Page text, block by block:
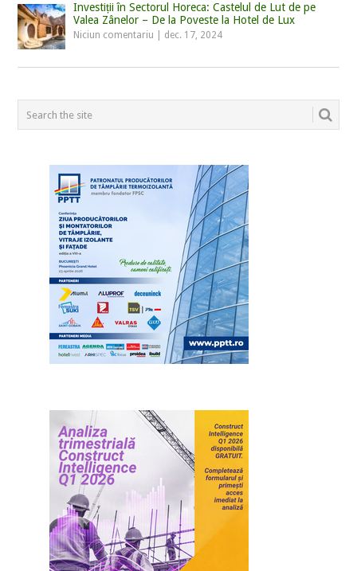
Investiții în Sectorul Horeca: Castelul de Lut de pe
Valea Zânelor – De la Poveste la Hotel de Lux
Niciun comentariu dec. 17, 2024